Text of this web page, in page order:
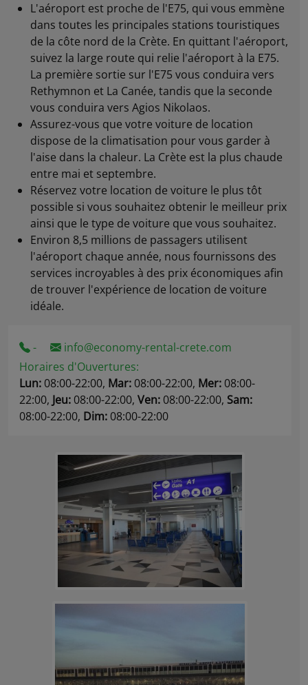
L'aéroport est proche de l'E75, qui vous emmène
dans toutes les principales stations touristiques
de la côte nord de la Crète. En quittant l'aéroport,
suivez la large route qui relie l'aéroport à la E75.
La première sortie sur l'E75 vous conduira vers
Rethymnon et La Canée, tandis que la seconde
vous conduira vers Agios Nikolaos.
Assurez-vous que votre voiture de location
dispose de la climatisation pour vous garder à
l'aise dans la chaleur. La Crète est la plus chaude
entre mai et septembre.
Réservez votre location de voiture le plus tôt
possible si vous souhaitez obtenir le meilleur prix
ainsi que le type de voiture que vous souhaitez.
Environ 8,5 millions de passagers utilisent
l'aéroport chaque année, nous fournissons des
services incroyables à des prix économiques afin
de trouver l'expérience de location de voiture
idéale.
-
info@economy-rental-crete.com
Horaires d'Οuvertures:
Lun: 08:00-22:00, Mar: 08:00-22:00, Mer: 08:00-
22:00, Jeu: 08:00-22:00, Ven: 08:00-22:00, Sam:
08:00-22:00, Dim: 08:00-22:00